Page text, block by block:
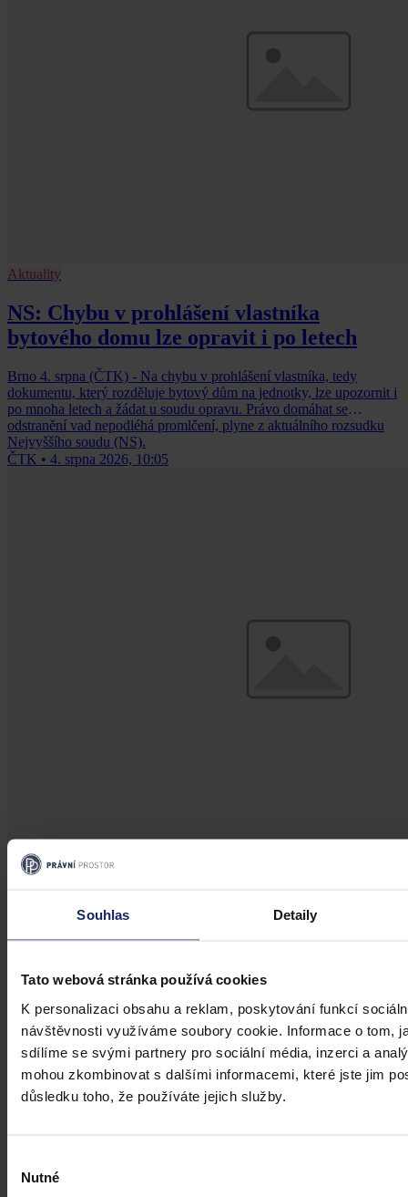
Souhlas Detaily
Tato webová stránka používá cookies
K personalizaci obsahu a reklam, poskytování funkcí
návštěvnosti využíváme soubory cookie. Informace o tom,
sdílíme se svými partnery pro sociální média, inzerci a
mohou zkombinovat s dalšími informacemi, které jste jim
důsledku toho, že používáte jejich služby.
souhlasu
Nutné
Aktuality
NS: Chybu v prohlášení vlastníka
bytového domu lze opravit i po letech
Brno 4. srpna (ČTK) - Na chybu v prohlášení vlastníka, tedy
dokumentu, který rozděluje bytový dům na jednotky, lze upozornit i
po mnoha letech a žádat u soudu opravu. Právo domáhat se
odstranění vad nepodléhá promlčení, plyne z aktuálního rozsudku
Nejvyššího soudu (NS).
ČTK • 4. srpna 2026, 10:05
Aktuality
mohly být nepromlčitelné, navrhla
Praha 1. srpna (ČTK) - Úkladná vražda a některé další trestné činy s
úmyslným usmrcením by se mohly zařadit mezi nepromlčitelné. Jde
také například o některé činy související s obecným ohrožením,
teroristickým útokem a terorem, za něž hrozí až výjimečný trest.
ČTK • 3. srpna 2026, 10:04